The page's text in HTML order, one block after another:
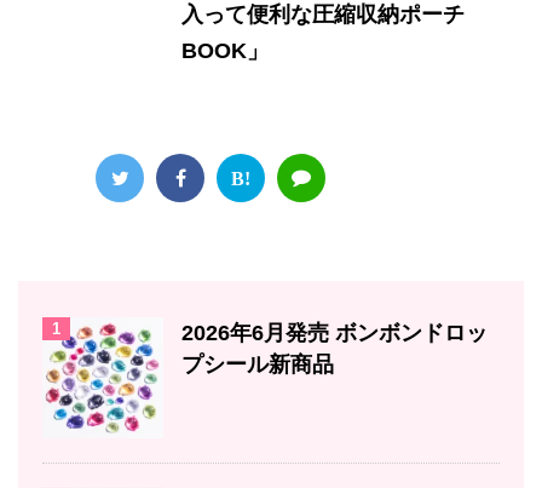
入って便利な圧縮収納ポーチ
BOOK」
B!
1
2026年6月発売 ボンボンドロッ
プシール新商品